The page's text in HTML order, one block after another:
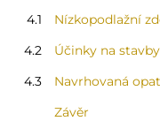
4.1
Nízkopodlažní
4.2
Účinky na stavby
4.3
Navrhovaná
Závěr